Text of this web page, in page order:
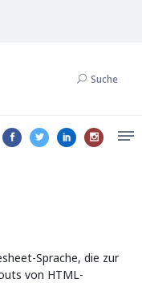
Suche
Sprache, die zur
von HTML-